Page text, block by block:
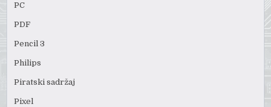
PC
PDF
Pencil 3
Philips
Piratski sadržaj
Pixel